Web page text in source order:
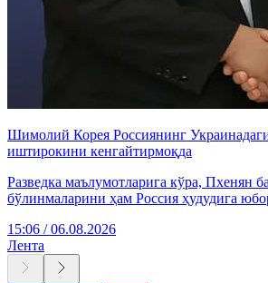
Шимолий Корея Россиянинг
иштирокини кенгайтирмоқда
Разведка маълумотларига кўра, Пхенян
бўлинмаларини ҳам Россия ҳудудига
15:06 / 06.08.2026
Лента